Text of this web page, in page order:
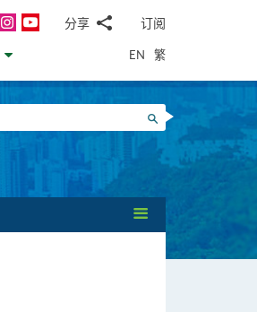
InstagramYouTube分享
邮WhatsApp
微
信
面
书Twitter
LinkedIn
微
订阅
EN 繁
搜寻